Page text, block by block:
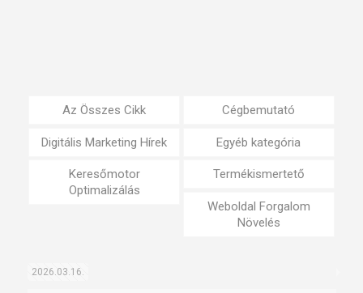
Az Összes Cikk Cégbemutató
Digitális Marketing Hírek Egyéb kategória
Keresőmotor
Optimalizálás
Termékismertető
Weboldal Forgalom
Növelés
2026.03.16.